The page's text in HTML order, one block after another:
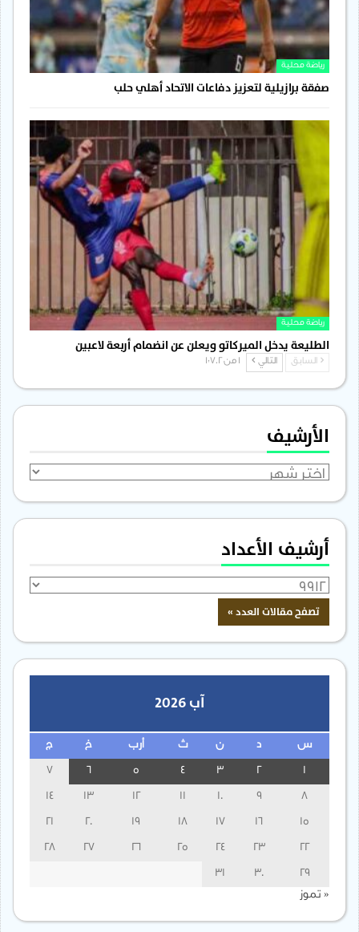
رياضة محلية
صفقة برازيلية لتعزيز دفاعات الاتحاد أهلي حلب
رياضة محلية
الطليعة يدخل الميركاتو ويعلن عن انضمام أربعة لاعبين
السابق التالي
الأرشيف
الأرشيف
أرشيف الأعداد
آب 2026
س ن ث أرب خ ج
3
13
14
15
16
17
18
19
20
21
22
23
24
25
26
27
28
29
30
31
« تموز